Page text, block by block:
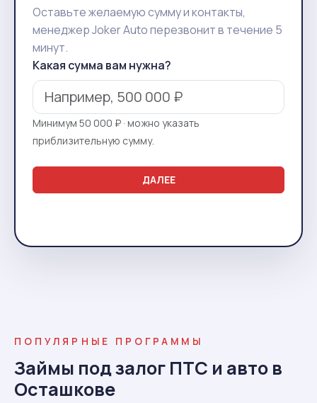
Оставьте желаемую сумму и контакты,
менеджер Joker Auto перезвонит в течение 5
минут.
Какая сумма вам нужна?
Минимум 50 000 ₽ · можно указать
приблизительную сумму.
ДАЛЕЕ
ПОПУЛЯРНЫЕ ПРОГРАММЫ
Займы под залог ПТС и авто в
Осташкове